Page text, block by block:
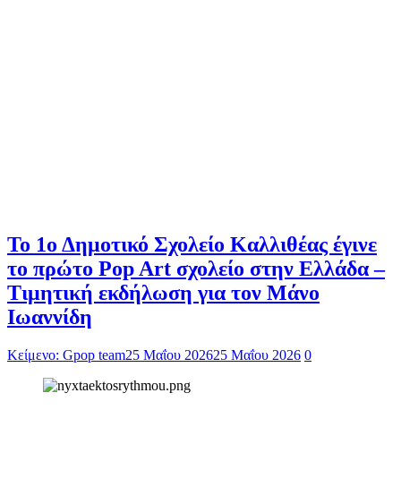
Το 1ο Δημοτικό Σχολείο Καλλιθέας έγινε
το πρώτο Pop Art σχολείο στην Ελλάδα –
Τιμητική εκδήλωση για τον Μάνο
Ιωαννίδη
Κείμενο: Gpop team25 Μαΐου 202625 Μαΐου 2026 0